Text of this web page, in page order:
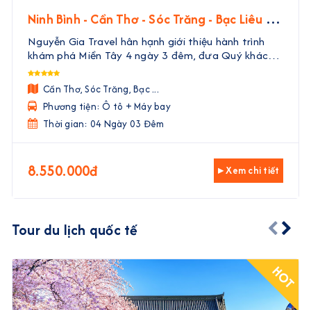
Ninh Bình - Cần Thơ - Sóc Trăng - Bạc Liêu -
Cà Mau | 4 Ngày 3 Đêm
Nguyễn Gia Travel hân hạnh giới thiệu hành trình
khám phá Miền Tây 4 ngày 3 đêm, đưa Quý khách
đến với vẻ đẹp trù phú, văn hóa độc đáo và ẩm thực
phong phú của vùng đất phương Nam. Với sự kết
hợp hoà ...
Cần Thơ, Sóc Trăng, Bạc ...
Phương tiện: Ô tô + Máy bay
Thời gian: 04 Ngày 03 Đêm
8.550.000đ ▸ Xem chi tiết
Tour du lịch quốc tế
HOT